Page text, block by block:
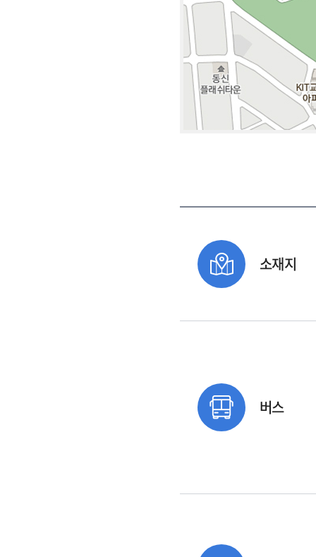
소재지
버스